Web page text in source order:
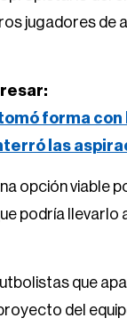
jugadores de
forma
las
opción viable
podría
que
del